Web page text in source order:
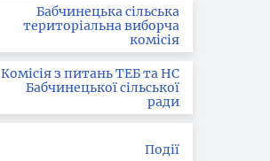
Бабчинецька сільська
територіальна виборча
комісія
Комісія з питань ТЕБ та НС
Бабчинецької сільської
ради
Події